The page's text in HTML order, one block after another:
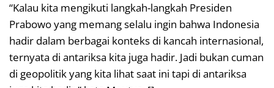
“Kalau kita mengikuti langkah-langkah Presiden
Prabowo yang memang selalu ingin bahwa Indonesia
hadir dalam berbagai konteks di kancah internasional,
ternyata di antariksa kita juga hadir. Jadi bukan cuman
di geopolitik yang kita lihat saat ini tapi di antariksa